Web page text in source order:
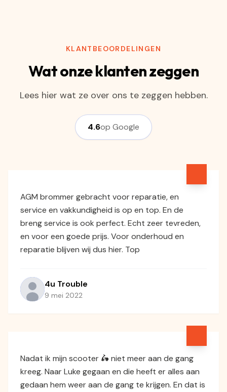
KLANTBEOORDELINGEN
Wat onze klanten zeggen
Lees hier wat ze over ons te zeggen hebben.
4.6op Google
AGM brommer gebracht voor reparatie, en
service en vakkundigheid is op en top. En de
breng service is ook perfect. Echt zeer tevreden,
en voor een goede prijs. Voor onderhoud en
reparatie blijven wij dus hier. Top
4u Trouble
9 mei 2022
Nadat ik mijn scooter 🛵 niet meer aan de gang
kreeg. Naar Luke gegaan en die heeft er alles aan
gedaan hem weer aan de gang te krijgen. En dat is